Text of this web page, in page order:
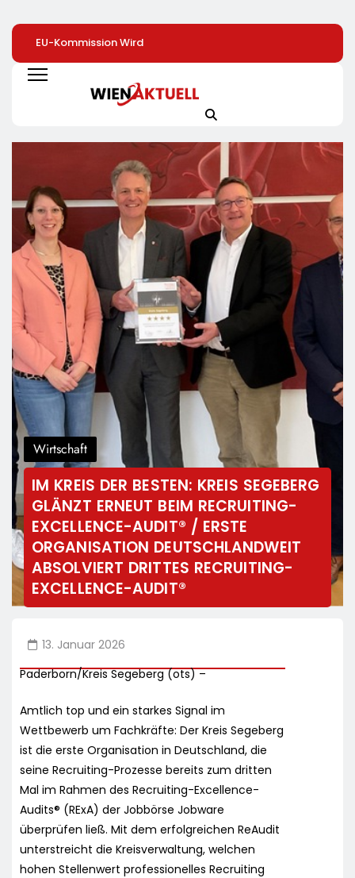
EU-Kommission Wird
Zur „Zentrale Der
Tierindustrie“ /
Tierschutzorganisation
Projektion In Brüssel
Die Nähe Der EU-
Kommission Zur
Tierindustrie An
Vernetzen Sich
Unternehmer Für Die
Kleinen Preis: Lidl
Jetzt Bis Zu 13
Prozent
Wirtschaft
IM KREIS DER BESTEN: KREIS SEGEBERG
GLÄNZT ERNEUT BEIM RECRUITING-
EXCELLENCE-AUDIT® / ERSTE
ORGANISATION DEUTSCHLANDWEIT
ABSOLVIERT DRITTES RECRUITING-
EXCELLENCE-AUDIT®
13. Januar 2026
Paderborn/Kreis Segeberg (ots) –
Amtlich top und ein starkes Signal im
Wettbewerb um Fachkräfte: Der Kreis Segeberg
ist die erste Organisation in Deutschland, die
seine Recruiting-Prozesse bereits zum dritten
Mal im Rahmen des Recruiting-Excellence-
Audits® (RExA) der Jobbörse Jobware
überprüfen ließ. Mit dem erfolgreichen ReAudit
unterstreicht die Kreisverwaltung, welchen
hohen Stellenwert professionelles Recruiting